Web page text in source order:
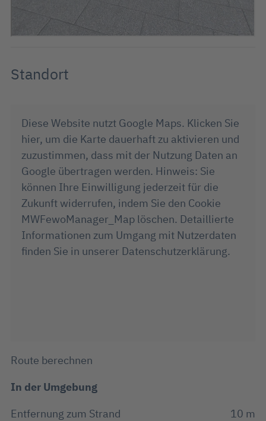
Standort
Diese Website nutzt Google Maps. Klicken Sie
hier, um die Karte dauerhaft zu aktivieren und
zuzustimmen, dass mit der Nutzung Daten an
Google übertragen werden. Hinweis: Sie
können Ihre Einwilligung jederzeit für die
Zukunft widerrufen, indem Sie den Cookie
MWFewoManager_Map löschen. Detaillierte
Informationen zum Umgang mit Nutzerdaten
finden Sie in unserer Datenschutzerklärung.
Route berechnen
In der Umgebung
Entfernung zum Strand
10 m